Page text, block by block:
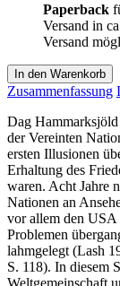
Paperback
Versand in
Versand
In den Warenkorb
Zusammenfassung
Dag
der Vereinten
ersten Illusionen
Erhaltung des
waren. Acht Jahre
Nationen an
vor allem den
Problemen
lahmgelegt (Lash
S. 118). In diesem
Weltgemeinschaft